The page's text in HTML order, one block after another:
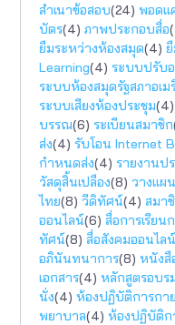
สำเนาข้อสอบ(24) พอดแ
บัตร(4) ภาพประกอบสื่อ
ยืมระหว่างห้องสมุด(4)
Learning(4) ระบบปรับ
ระบบห้องสมุดรัฐสภาอเม
ระบบเสียงห้องประชุม(4)
บรรณ(6) ระเบียนสมาชิก
ส่ง(4) รับโอน Internet
กำหนดส่ง(4) รายงานป
วัสดุสิ้นเปลือง(8) วางแผ
ไทย(8) วีดิทัศน์(4) สมา
ออนไลน์(6) สื่อการเรียน
ทัศน์(8) สื่อสังคมออนไลน์
อภินันทนาการ(8) หนังสื
เอกสาร(4) หลักสูตรอบร
นั่ง(4) ห้องปฏิบัติการกา
พยาบาล(4) ห้องปฏิบัติก